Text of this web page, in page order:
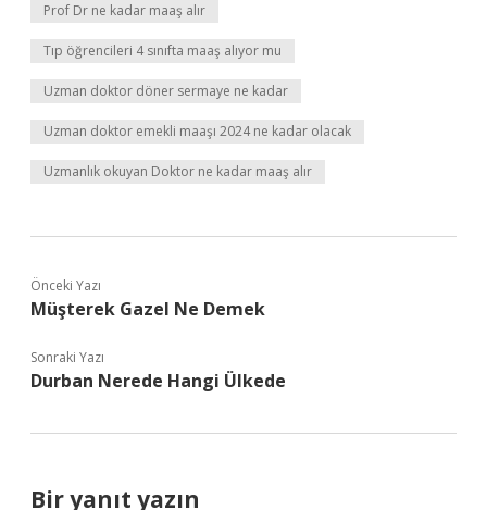
Prof Dr ne kadar maaş alır
Tıp öğrencileri 4 sınıfta maaş alıyor mu
Uzman doktor döner sermaye ne kadar
Uzman doktor emekli maaşı 2024 ne kadar olacak
Uzmanlık okuyan Doktor ne kadar maaş alır
Önceki Yazı
Müşterek Gazel Ne Demek
Sonraki Yazı
Durban Nerede Hangi Ülkede
Bir yanıt yazın